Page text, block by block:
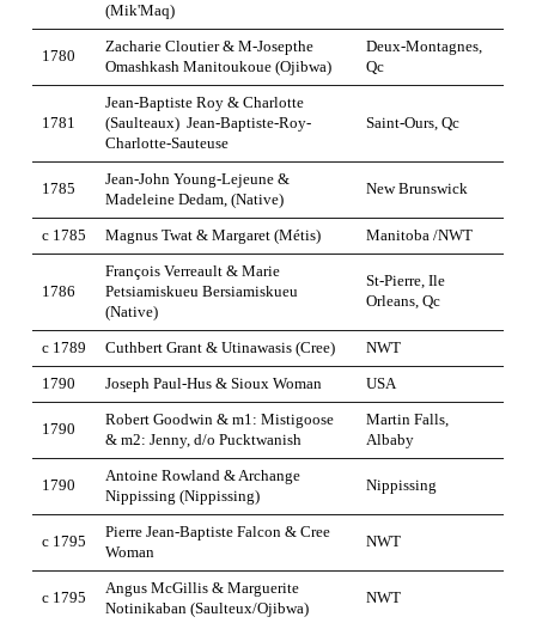
(Mik'Maq)
1780
Zacharie Cloutier & M-Josepthe
Omashkash Manitoukoue (Ojibwa)
Deux-Montagnes,
Qc
1781
Jean-Baptiste Roy & Charlotte
(Saulteaux) Jean-Baptiste-Roy-
Charlotte-Sauteuse
Saint-Ours, Qc
1785
Jean-John Young-Lejeune &
Madeleine Dedam, (Native)
New Brunswick
c 1785 Magnus Twat & Margaret (Métis) Manitoba /NWT
1786
François Verreault & Marie
Petsiamiskueu Bersiamiskueu
(Native)
St-Pierre, Ile
Orleans, Qc
c 1789 Cuthbert Grant & Utinawasis (Cree) NWT
1790 Joseph Paul-Hus & Sioux Woman USA
1790
Robert Goodwin & m1: Mistigoose
& m2: Jenny, d/o Pucktwanish
Martin Falls,
Albaby
1790
Antoine Rowland & Archange
Nippissing (Nippissing)
Nippissing
c 1795
Pierre Jean-Baptiste Falcon & Cree
Woman
NWT
c 1795
Angus McGillis & Marguerite
Notinikaban (Saulteux/Ojibwa)
NWT